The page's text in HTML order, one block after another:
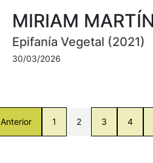
MIRIAM
Epifanía Vegetal (2021)
30/03/2026
Anterior 1 2 3 4